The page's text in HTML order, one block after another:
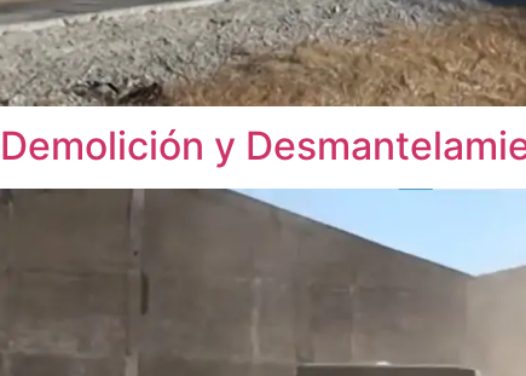
Demolición y